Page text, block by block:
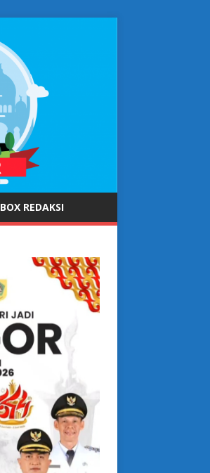
BOX REDAKSI